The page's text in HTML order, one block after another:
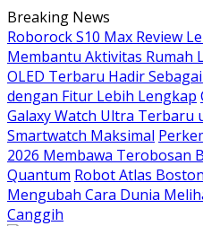
Langsung
ke
konten
Breaking News
Roborock S10 Max Review
Membantu Aktivitas Rumah
OLED Terbaru Hadir
dengan Fitur Lebih Lengkap
Galaxy Watch Ultra Terbaru
Smartwatch Maksimal
2026 Membawa Terobosan
Quantum Robot Atlas
Mengubah Cara Dunia
Canggih